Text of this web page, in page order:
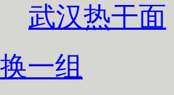
武汉热干面
换一组